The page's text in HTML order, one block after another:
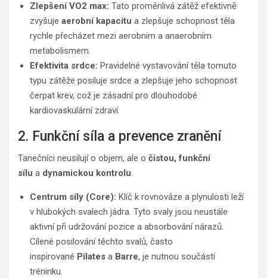
Zlepšení VO2 max: Tato proměnlivá zátěž efektivně
zvyšuje aerobní kapacitu a zlepšuje schopnost těla
rychle přecházet mezi aerobním a anaerobním
metabolismem.
Efektivita srdce: Pravidelné vystavování těla tomuto
typu zátěže posiluje srdce a zlepšuje jeho schopnost
čerpat krev, což je zásadní pro dlouhodobé
kardiovaskulární zdraví.
2. Funkční síla a prevence zranění
Tanečníci neusilují o objem, ale o čistou, funkční
sílu a dynamickou kontrolu.
Centrum síly (Core): Klíč k rovnováze a plynulosti leží
v hlubokých svalech jádra. Tyto svaly jsou neustále
aktivní při udržování pozice a absorbování nárazů.
Cílené posilování těchto svalů, často
inspirované Pilates a Barre, je nutnou součástí
tréninku.